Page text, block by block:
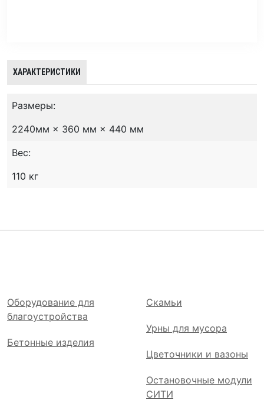
ХАРАКТЕРИСТИКИ
Размеры:
2240мм × 360 мм × 440 мм
Вес:
110 кг
Оборудование для
благоустройства
Бетонные изделия
Скамьи
Урны для мусора
Цветочники и вазоны
Остановочные модули
СИТИ